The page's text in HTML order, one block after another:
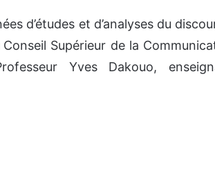
d’études et d’analyses du
Supérieur de la
Yves Dakouo,